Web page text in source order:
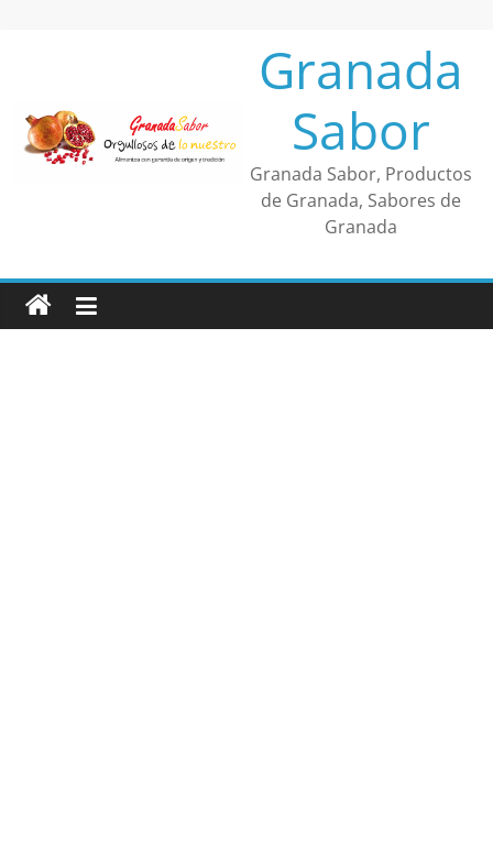
Granada
Sabor
Granada Sabor, Productos
de Granada, Sabores de
Granada